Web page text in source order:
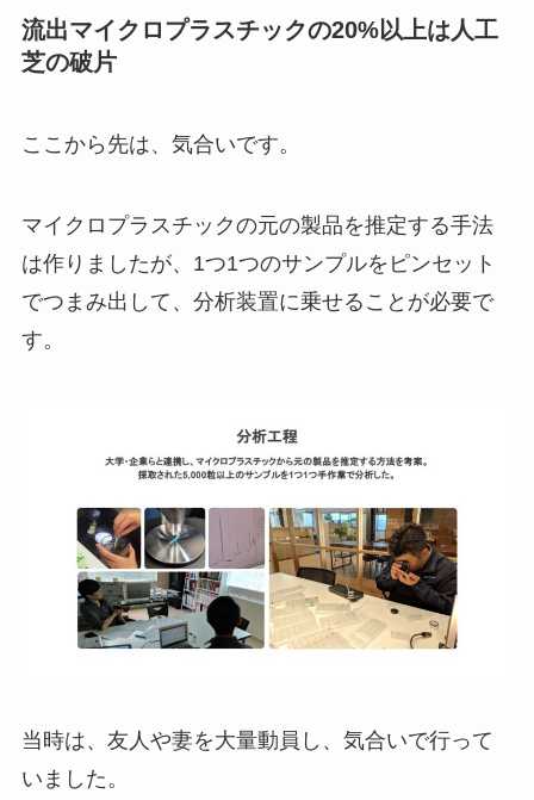
流出マイクロプラスチックの20%以上は人工
芝の破片
ここから先は、気合いです。
マイクロプラスチックの元の製品を推定する手法
は作りましたが、1つ1つのサンプルをピンセット
でつまみ出して、分析装置に乗せることが必要で
す。
当時は、友人や妻を大量動員し、気合いで行って
いました。